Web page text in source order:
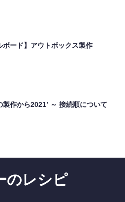
ボード】アウトボックス製作
製作から2021’ ～ 接続順について
のレシピ